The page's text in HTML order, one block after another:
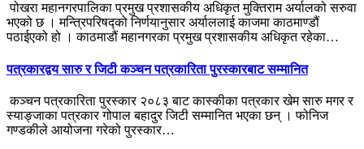
पोखरा महानगरपालिका प्रमुख प्रशासकीय अधिकृत मुक्तिराम अर्यालको सरुवा
भएको छ । मन्त्रिपरिषद्को निर्णयानुसार अर्याललाई काजमा काठमाण्डौं
पठाईएको हो । काठमाडौं महानगरका प्रमुख प्रशासकीय अधिकृत रहेका…
पत्रकारद्वय सारु र जिटी कञ्चन पत्रकारिता पुरस्कारबाट सम्मानित
कञ्चन पत्रकारिता पुरस्कार २०८३ बाट कास्कीका पत्रकार खेम सारु मगर र
स्याङ्जाका पत्रकार गोपाल बहादुर जिटी सम्मानित भएका छन् । फोनिज
गण्डकीले आयोजना गरेको पुरस्कार…